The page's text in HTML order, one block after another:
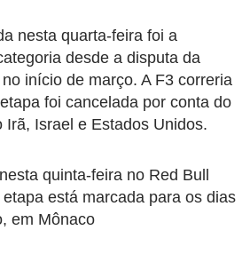
nesta quarta-feira foi a
desde a disputa da
início de março. A F3 correria
foi cancelada por conta do
Irã, Israel e Estados Unidos.
quinta-feira no Red Bull
está marcada para os dias
em Mônaco